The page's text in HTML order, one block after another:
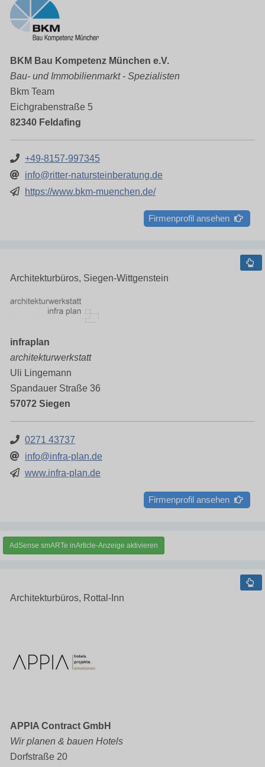
BKM Bau Kompetenz München e.V.
Bau- und Immobilienmarkt - Spezialisten
Bkm Team
Eichgrabenstraße 5
82340 Feldafing
+49-8157-997345
info@ritter-natursteinberatung.de
https://www.bkm-muenchen.de/
Firmenprofil ansehen
Architekturbüros, Siegen-Wittgenstein
infraplan
architekturwerkstatt
Uli Lingemann
Spandauer Straße 36
57072 Siegen
0271 43737
info@infra-plan.de
www.infra-plan.de
Firmenprofil ansehen
AdSense smARTe inArticle-Anzeige aktivieren
Architekturbüros, Rottal-Inn
APPIA Contract GmbH
Wir planen & bauen Hotels
Dorfstraße 20